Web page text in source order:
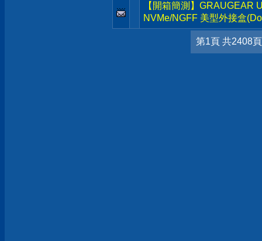
【開箱簡測】GRAUGEAR
NVMe/NGFF 美型外接盒
第1頁 共2408頁